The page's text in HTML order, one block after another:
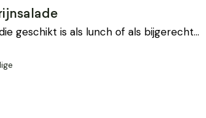
geschikt is als lunch of als bijgerecht…